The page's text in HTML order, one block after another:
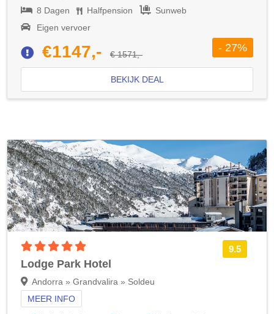
8 Dagen
Halfpension
Sunweb
Eigen vervoer
€1147,- € 1571,-
- 27%
BEKIJK DEAL
9.5
Lodge Park Hotel
Andorra » Grandvalira » Soldeu
MEER INFO